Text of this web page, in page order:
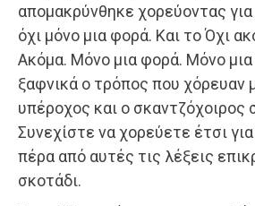
απομακρύνθηκε χορεύοντας
όχι μόνο μια φορά. Και το Όχι
Ακόμα. Μόνο μια φορά. Μόνο
ξαφνικά ο τρόπος που χόρευαν
υπέροχος και ο σκαντζόχοιρος
Συνεχίστε να χορεύετε έτσι
πέρα από αυτές τις λέξεις
σκοτάδι.